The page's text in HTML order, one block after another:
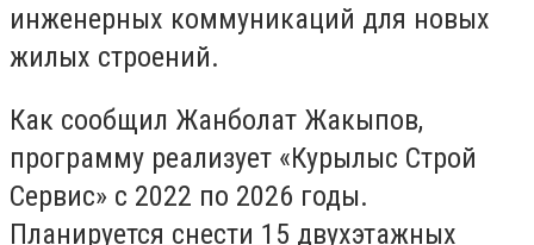
инженерных коммуникаций для новых
жилых строений.
Как сообщил Жанболат Жакыпов,
программу реализует «Курылыс Строй
Сервис» с 2022 по 2026 годы.
Планируется снести 15 двухэтажных